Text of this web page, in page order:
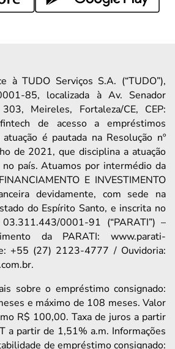
à TUDO Serviços S.A. (“TUDO”),
85, localizada à Av. Senador
Meireles, Fortaleza/CE, CEP:
de acesso a empréstimos
é pautada na Resolução nº
de 2021, que disciplina a atuação
país. Atuamos por intermédio da
E INVESTIMENTO
devidamente, com sede na
do Espírito Santo, e inscrita no
0001-91 (“PARATI”) –
da PARATI: www.parati-
+55 (27) 2123-4777 / Ouvidoria:
sobre o empréstimo consignado:
e máximo de 108 meses. Valor
R$ 100,00. Taxa de juros a partir
a partir de 1,51% a.m. Informações
de empréstimo consignado: